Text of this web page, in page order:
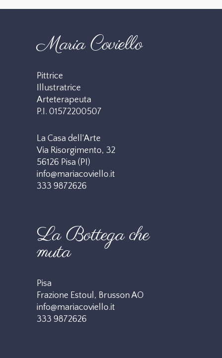
Maria Coviello
Pittrice
Illustratrice
Arteterapeuta
P.I. 01572200507
La Casa dell'Arte
Via Risorgimento, 32
56126 Pisa (PI)
info@mariacoviello.it
333 9872626
La Bottega che
muta
Pisa
Frazione Estoul, Brusson AO
info@mariacoviello.it
333 9872626